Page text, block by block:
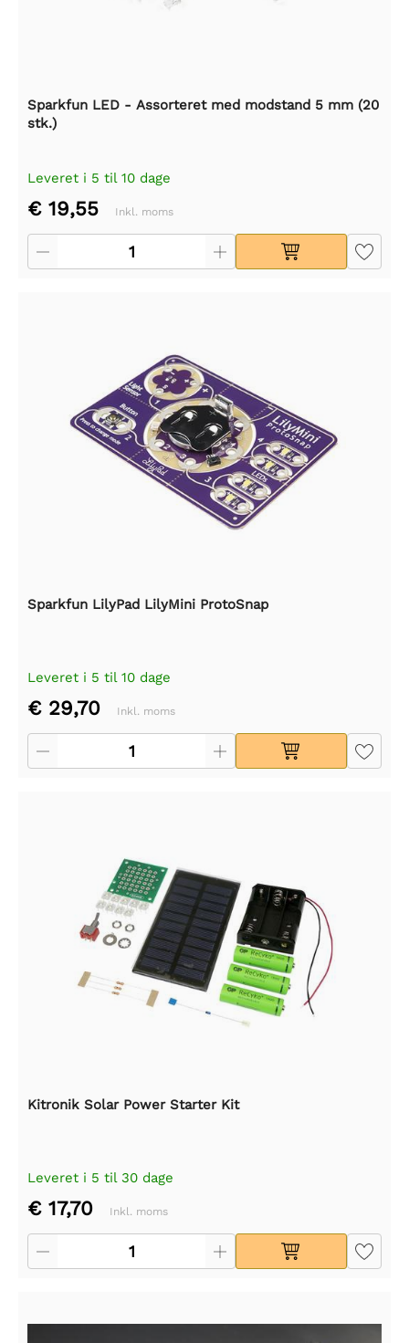
Sparkfun LED - Assorteret med modstand 5 mm (20
stk.)
Leveret i 5 til 10 dage
€ 19,55 Inkl. moms
Sparkfun LilyPad LilyMini ProtoSnap
Leveret i 5 til 10 dage
€ 29,70 Inkl. moms
Kitronik Solar Power Starter Kit
Leveret i 5 til 30 dage
€ 17,70 Inkl. moms